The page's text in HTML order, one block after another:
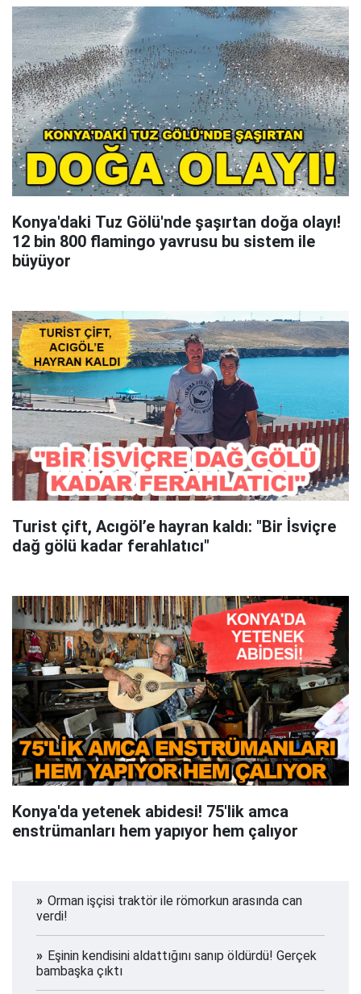
Konya'daki Tuz Gölü'nde şaşırtan doğa olayı!
12 bin 800 flamingo yavrusu bu sistem ile
büyüyor
Turist çift, Acıgöl’e hayran kaldı: "Bir İsviçre
dağ gölü kadar ferahlatıcı"
Konya'da yetenek abidesi! 75'lik amca
enstrümanları hem yapıyor hem çalıyor
Orman işçisi traktör ile römorkun arasında can
verdi!
Eşinin kendisini aldattığını sanıp öldürdü! Gerçek
bambaşka çıktı